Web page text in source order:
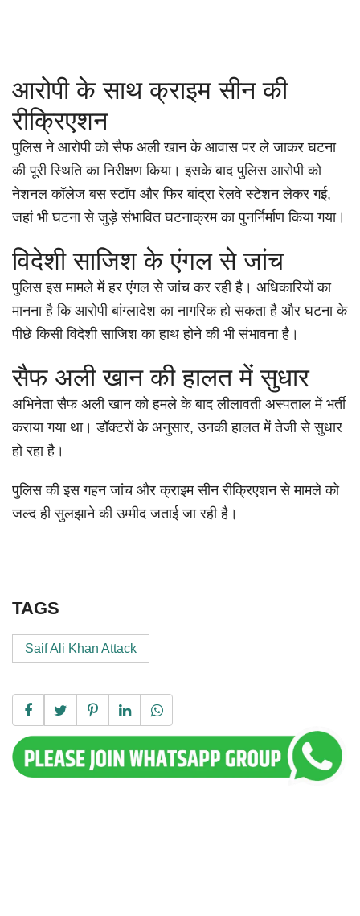
आरोपी के साथ क्राइम सीन की
रीक्रिएशन
पुलिस ने आरोपी को सैफ अली खान के आवास पर ले जाकर घटना
की पूरी स्थिति का निरीक्षण किया। इसके बाद पुलिस आरोपी को
नेशनल कॉलेज बस स्टॉप और फिर बांद्रा रेलवे स्टेशन लेकर गई,
जहां भी घटना से जुड़े संभावित घटनाक्रम का पुनर्निर्माण किया गया।
विदेशी साजिश के एंगल से जांच
पुलिस इस मामले में हर एंगल से जांच कर रही है। अधिकारियों का
मानना है कि आरोपी बांग्लादेश का नागरिक हो सकता है और घटना के
पीछे किसी विदेशी साजिश का हाथ होने की भी संभावना है।
सैफ अली खान की हालत में सुधार
अभिनेता सैफ अली खान को हमले के बाद लीलावती अस्पताल में भर्ती
कराया गया था। डॉक्टरों के अनुसार, उनकी हालत में तेजी से सुधार
हो रहा है।
पुलिस की इस गहन जांच और क्राइम सीन रीक्रिएशन से मामले को
जल्द ही सुलझाने की उम्मीद जताई जा रही है।
TAGS
Saif Ali Khan Attack